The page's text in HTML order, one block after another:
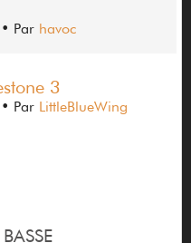
• Par havoc
3
• Par LittleBlueWing